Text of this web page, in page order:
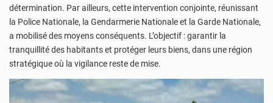
détermination. Par ailleurs, cette intervention conjointe, réunissant
la Police Nationale, la Gendarmerie Nationale et la Garde Nationale,
a mobilisé des moyens conséquents. L’objectif : garantir la
tranquillité des habitants et protéger leurs biens, dans une région
stratégique où la vigilance reste de mise.